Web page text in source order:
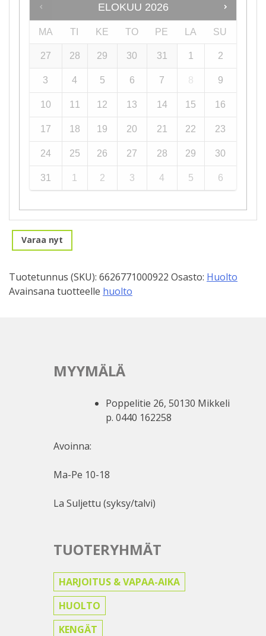
ELOKUU 2026
MA TI KE TO PE LA SU
27 28 29 30 31 1 2
3 4 5 6 7 8 9
10 11 12 13 14 15 16
17 18 19 20 21 22 23
24 25 26 27 28 29 30
31 1 2 3 4 5 6
Varaa nyt
Tuotetunnus (SKU): 6626771000922 Osasto: Huolto
Avainsana tuotteelle huolto
MYYMÄLÄ
Poppelitie 26, 50130 Mikkeli
p. 0440 162258
Avoinna:
Ma-Pe 10-18
La Suljettu (syksy/talvi)
TUOTERYHMÄT
HARJOITUS & VAPAA-AIKA
HUOLTO
KENGÄT